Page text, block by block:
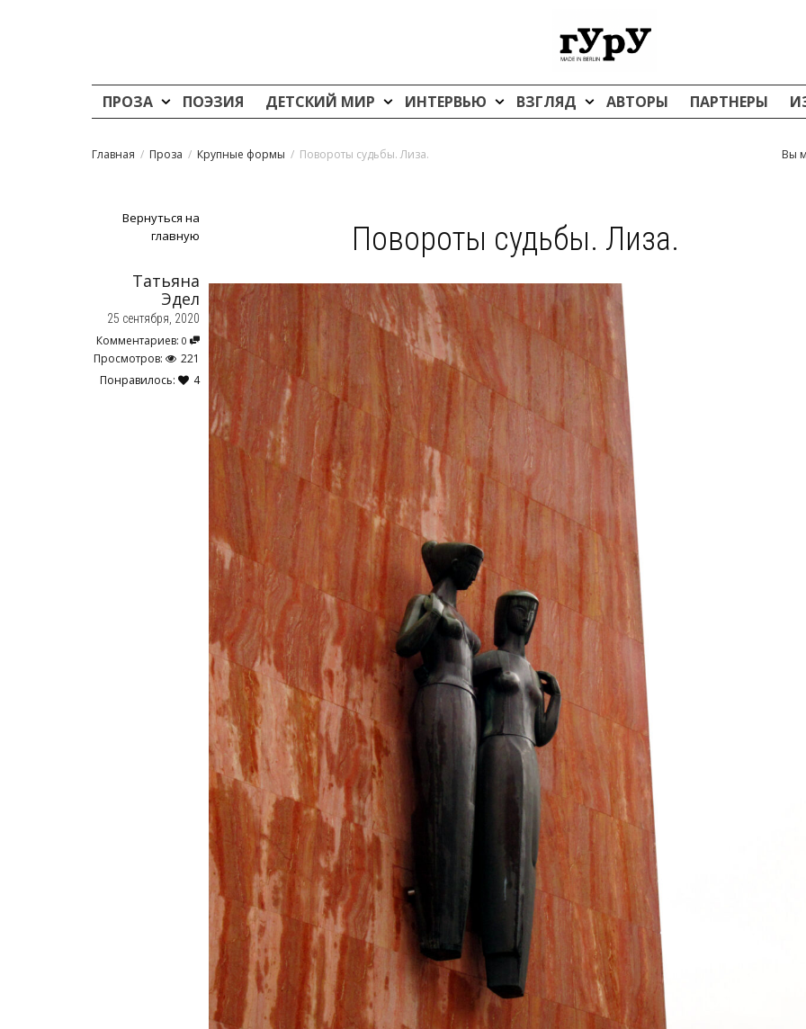
ПРОЗА ПОЭЗИЯ ДЕТСКИЙ МИР ИНТЕРВЬЮ ВЗГЛЯД АВТОРЫ ПАРТНЕРЫ
Главная Проза Крупные формы Повороты судьбы. Лиза. Вы
Вернуться на
главную
Татьяна
Эдел
25 сентября, 2020
Комментариев: 0
Просмотров:
221
Понравилось:
4
Повороты судьбы. Лиза.